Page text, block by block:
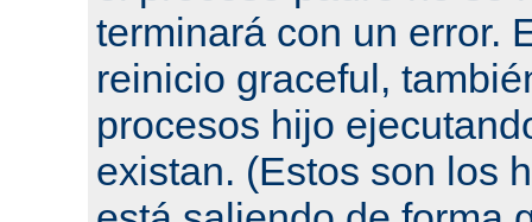
terminará con un error.
reinicio graceful,
procesos hijo
existan. (Estos son los